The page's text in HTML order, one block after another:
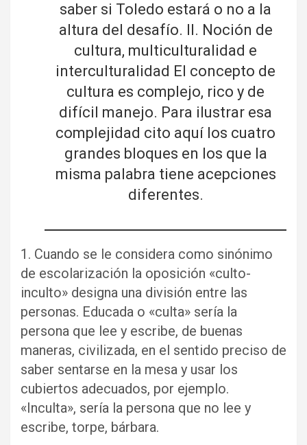
saber si Toledo estará o no a la
altura del desafío. II. Noción de
cultura, multiculturalidad e
interculturalidad El concepto de
cultura es complejo, rico y de
difícil manejo. Para ilustrar esa
complejidad cito aquí los cuatro
grandes bloques en los que la
misma palabra tiene acepciones
diferentes.
1. Cuando se le considera como sinónimo
de escolarización la oposición «culto-
inculto» designa una división entre las
personas. Educada o «culta» sería la
persona que lee y escribe, de buenas
maneras, civilizada, en el sentido preciso de
saber sentarse en la mesa y usar los
cubiertos adecuados, por ejemplo.
«Inculta», sería la persona que no lee y
escribe, torpe, bárbara.